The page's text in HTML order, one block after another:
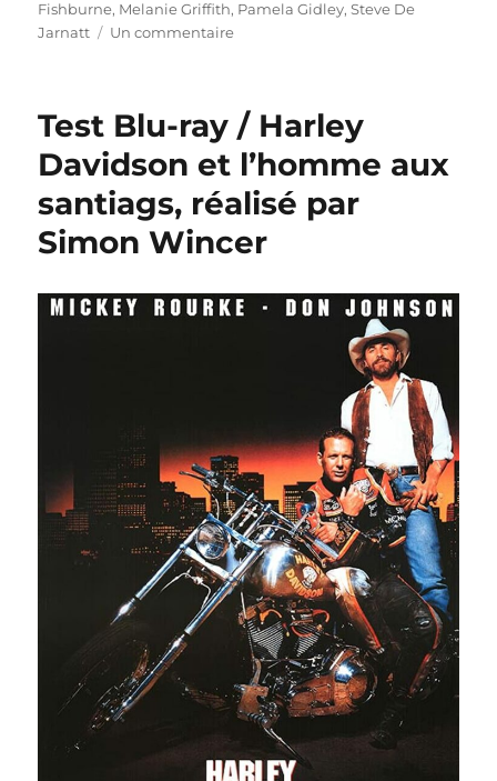
Fishburne, Melanie Griffith, Pamela Gidley,Steve De
Jarnatt
Un commentairesur
2000,
réalisé
par
Steve
Test Blu-ray / Harley
Davidson et l’homme aux
santiags, réalisé par
Simon Wincer